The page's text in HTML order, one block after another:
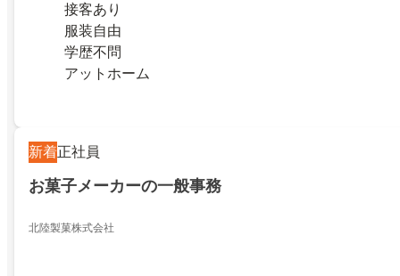
接客あり
服装自由
学歴不問
アットホーム
新着正社員
お菓子メーカーの一般事務
北陸製菓株式会社